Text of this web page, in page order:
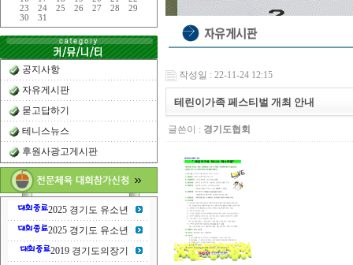
23
24 25 26 27 28
29
30
31
공지사항
자유게시판
묻고답하기
테니스뉴스
후원사광고게시판
2025 경기도 유소년
2025 경기도 유소년
2019 경기도의장기
작성일 : 22-11-24 12:15
테린이가족 페스티벌 개최 안내
글쓴이 : 경기도협회